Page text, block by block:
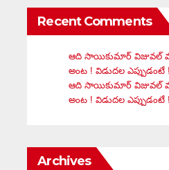
Recent Comments
ఆది సాయికుమార్ విజువ‌ల్
అంట ! విడుదల ఎప్పుడంటే !
ఆది సాయికుమార్ విజువ‌ల్
అంట ! విడుదల ఎప్పుడంటే !
Archives